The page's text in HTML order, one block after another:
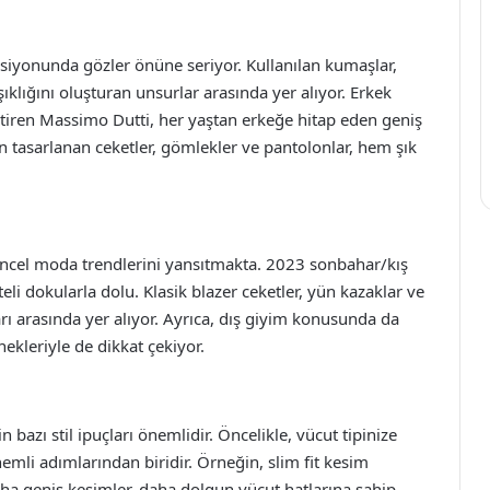
gözler önüne seriyor. Kullanılan kumaşlar,
oluşturan unsurlar arasında yer alıyor. Erkek
Massimo Dutti, her yaştan erkeğe hitap eden geniş
ceketler, gömlekler ve pantolonlar, hem şık
moda trendlerini yansıtmakta. 2023 sonbahar/kış
dokularla dolu. Klasik blazer ceketler, yün kazaklar ve
yer alıyor. Ayrıca, dış giyim konusunda da
de dikkat çekiyor.
bazı stil ipuçları önemlidir. Öncelikle, vücut tipinize
adımlarından biridir. Örneğin, slim fit kesim